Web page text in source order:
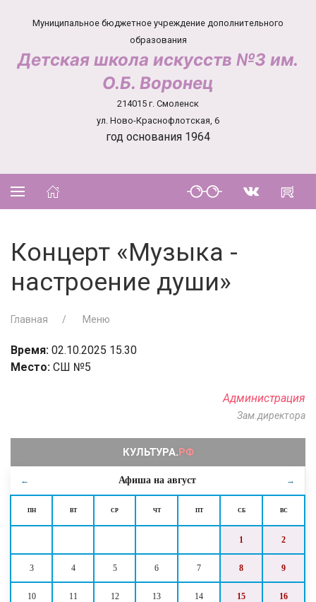
Муниципальное бюджетное учреждение дополнительного
образования
Детская школа искусств №3 им.
О.Б. Воронец
214015 г. Смоленск
ул. Ново-Краснофлотская, 6
год основания 1964
← Афиша на август →
ПН ВТ СР ЧТ ПТ СБ ВС
1 2
3 4 5 6 7 8 9
10 11 12 13 14 15 16
Концерт «Музыка -
настроение души»
Главная Меню
Время: 02.10.2025 15.30
Место: СШ №5
Администрация
Зам.директора